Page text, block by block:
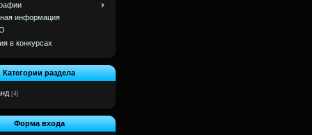
информация
в конкурсах
Категории раздела
[4]
Форма входа